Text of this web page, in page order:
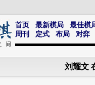
首页 最新棋局
最佳棋
周刊
定式 布局 对弈
刘耀文